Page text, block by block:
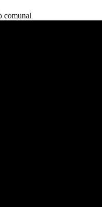
comunal